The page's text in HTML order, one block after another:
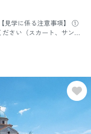
見学に係る注意事項】 ①
さい（スカート、サンダ